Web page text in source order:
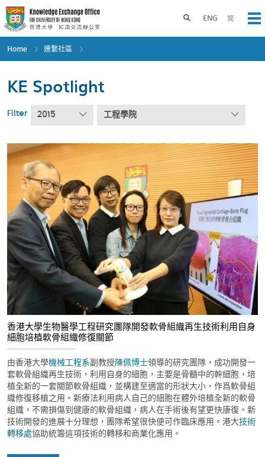
Skip
to
main
content
ENG 简
Toggle search panel
Home 連繫社區
KE Spotlight
Filter 2015 工程學院
香港大學生物醫學工程研究團隊開發軟骨組織再生技術利用自身
細胞培植軟骨組織修復關節
由香港大學機械工程系副教授陳佩博士領導的研究團隊，成功開發一
套軟骨組織再生技術，利用自身的細胞，主要是骨髓中的幹細胞，培
植全新的一套關節軟骨組織，並構建至適當的形狀大小，作爲軟骨組
織修復移植之用。新療法利用病人自己的細胞在體外培植全新的軟骨
組織，不需損傷到健康的軟骨組織，病人在手術後有望更快康復。新
技術開發的進展十分理想，團隊希望很快便可作臨床應用。港大技術
轉移處協助統籌這項技術的轉移和商業化應用。